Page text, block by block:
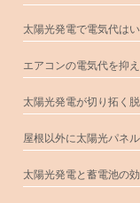
太陽光発電で電気代は
エアコンの電気代を抑
太陽光発電が切り拓く
屋根以外に太陽光パネ
太陽光発電と蓄電池の